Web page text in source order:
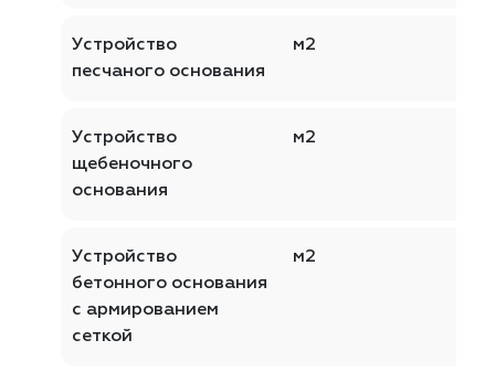
Устройство
песчаного основания
м2
Устройство
щебеночного
основания
м2
Устройство
бетонного основания
с армированием
сеткой
м2